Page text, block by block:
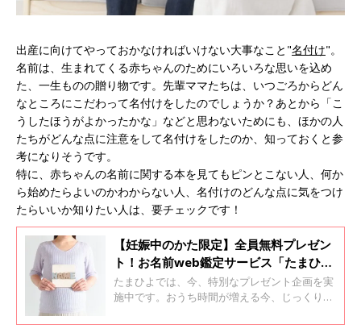
出産に向けてやっておかなければいけない大事なこと"名付け"。
名前は、生まれてくる赤ちゃんのためにいろいろな思いを込め
た、一生ものの贈り物です。先輩ママたちは、いつごろからどん
なところにこだわって名付けをしたのでしょうか？あとから「こ
うしたほうがよかったかな」などと思わないためにも、ほかの人
たちがどんな点に注意をして名付けをしたのか、知っておくと参
考になりそうです。
特に、赤ちゃんの名前に関する本を見てもピンとこない人、何か
ら始めたらよいのかわからない人、名付けのどんな点に気をつけ
たらいいか知りたい人は、要チェックです！
【妊娠中のかた限定】全員無料プレゼン
ト！お名前web鑑定サービス「たまひよ
名づけ博士」
たまひよでは、今、特別なプレゼント企画を実
施中です。おうち時間が増える今、じっくりご
んか？